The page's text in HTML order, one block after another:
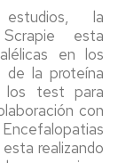
la
esta
en los
de la proteína
los test para
con
realizando